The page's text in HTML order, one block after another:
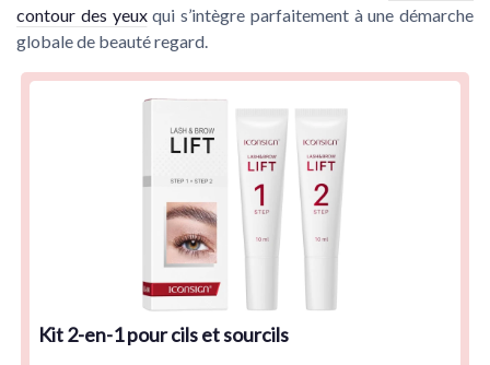
contour des yeuxqui s’intègre parfaitement à une démarche
globale de beauté regard.
Kit 2-en-1 pour cils et sourcils